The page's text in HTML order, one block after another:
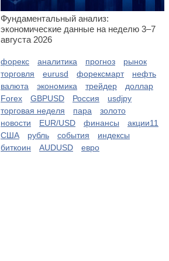
Фундаментальный анализ:
экономические данные на неделю 3–7
августа 2026
форекс аналитика прогноз
рынок
торговля
eurusd форексмарт
нефть
валюта
экономика трейдер
доллар
Forex
GBPUSD Россия
usdjpy
торговая неделя
пара
золото
новости
EUR/USD финансы
акции11
США
рубль события
индексы
биткоин
AUDUSD евро